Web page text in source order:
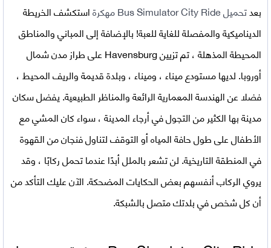
بعدتحميل Bus Simulator City Ride مهكرة
استكشف الخريطة
الديناميكية والمفصلة للغاية للعبة! بالإضافة إلى المباني والمناطق
المحيطة المذهلة ، تم تزيين Havensburg على طراز مدن شمال
أوروبا. لديها مستودع ميناء ، وميناء ، وبلدة قديمة والريف المحيط ،
فضلا عن الهندسة المعمارية الرائعة والمناظر الطبيعية. يفضل سكان
مدينة بها الكثير من التجول في أرجاء المدينة ، سواء كان المشي مع
الأطفال على طول حافة المياه أو التوقف لتناول فنجان من القهوة
في المنطقة التاريخية. لن تشعر بالملل أبدًا عندما تحمل ركابًا ، وقد
يروي الركاب أنفسهم بعض الحكايات المضحكة. الآن عليك التأكد من
أن كل شخص في بلدتك متصل بالشبكة.